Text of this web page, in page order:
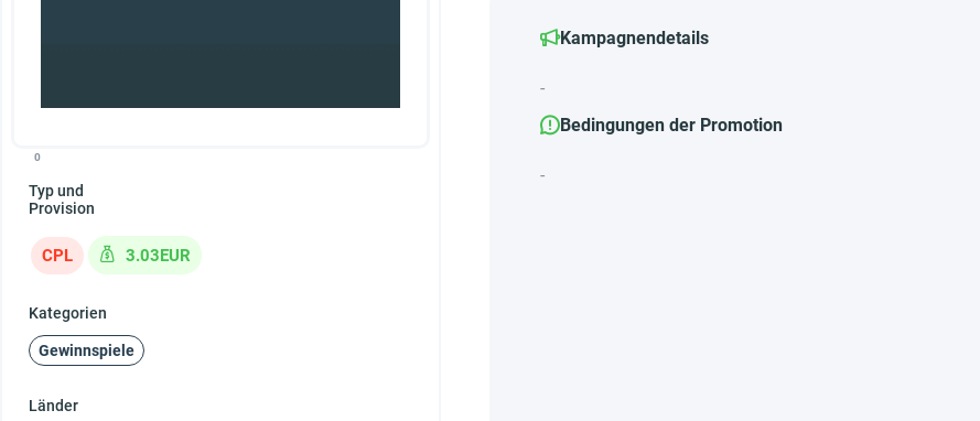
0
Typ und
Provision
CPL 3.03EUR
Kategorien
Gewinnspiele
Länder
Kampagnendetails
-
Bedingungen der Promotion
-